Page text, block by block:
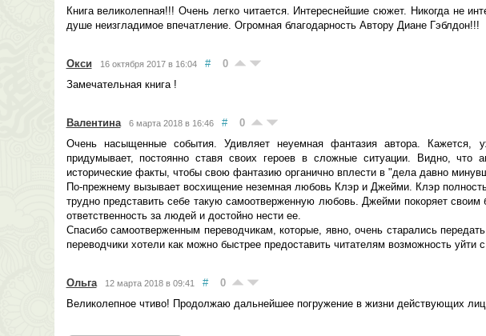
Книга великолепная!!! Очень легко читается. Интереснейшие сюжет. Никогда не
душе неизгладимое впечатление. Огромная благодарность Автору Диане Гэблдон!!!
Окси 16 октября 2017 в 16:04 #
0
Замечательная книга !
Валентина 6 марта 2018 в 16:46 #
0
Очень насыщенные события. Удивляет неуемная фантазия автора. Кажется,
придумывает, постоянно ставя своих героев в сложные ситуации. Видно, что
исторические факты, чтобы свою фантазию органично вплести в "дела давно
По-прежнему вызывает восхищение неземная любовь Клэр и Джейми. Клэр
трудно представить себе такую самоотверженную любовь. Джейми покоряет
ответственность за людей и достойно нести ее.
Спасибо самоотверженным переводчикам, которые, явно, очень старались
переводчики хотели как можно быстрее предоставить читателям возможность уйти
Ольга 12 марта 2018 в 09:41 #
0
Великолепное чтиво! Продолжаю дальнейшее погружение в жизни действующих